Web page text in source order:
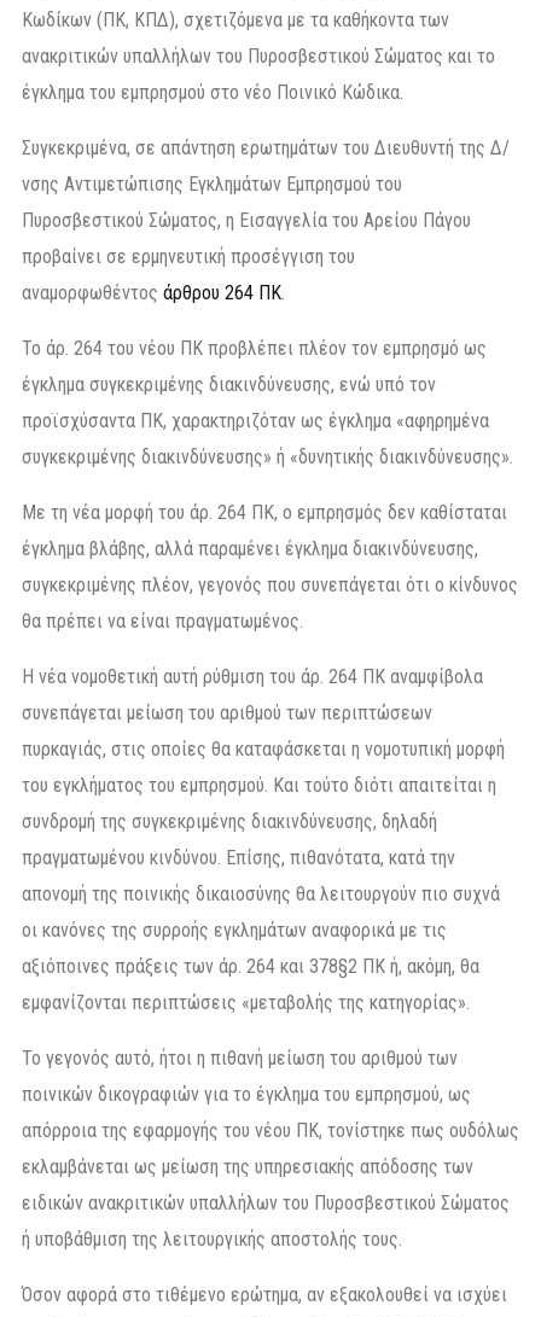
Κωδίκων (ΠΚ, ΚΠΔ), σχετιζόμενα με τα καθήκοντα των
ανακριτικών υπαλλήλων του Πυροσβεστικού Σώματος και το
έγκλημα του εμπρησμού στο νέο Ποινικό Κώδικα.
Συγκεκριμένα, σε απάντηση ερωτημάτων του Διευθυντή της Δ/
νσης Αντιμετώπισης Εγκλημάτων Εμπρησμού του
Πυροσβεστικού Σώματος, η Εισαγγελία του Αρείου Πάγου
προβαίνει σε ερμηνευτική προσέγγιση του
αναμορφωθέντος άρθρου 264 ΠΚ
Το άρ. 264 του νέου ΠΚ προβλέπει πλέον τον εμπρησμό ως
έγκλημα συγκεκριμένης διακινδύνευσης, ενώ υπό τον
προϊσχύσαντα ΠΚ, χαρακτηριζόταν ως έγκλημα «αφηρημένα
συγκεκριμένης διακινδύνευσης» ή «δυνητικής διακινδύνευσης».
Με τη νέα μορφή του άρ. 264 ΠΚ, ο εμπρησμός δεν καθίσταται
έγκλημα βλάβης, αλλά παραμένει έγκλημα διακινδύνευσης,
συγκεκριμένης πλέον, γεγονός που συνεπάγεται ότι ο κίνδυνος
θα πρέπει να είναι πραγματωμένος.
Η νέα νομοθετική αυτή ρύθμιση του άρ. 264 ΠΚ αναμφίβολα
συνεπάγεται μείωση του αριθμού των περιπτώσεων
πυρκαγιάς, στις οποίες θα καταφάσκεται η νομοτυπική μορφή
του εγκλήματος του εμπρησμού. Και τούτο διότι απαιτείται η
συνδρομή της συγκεκριμένης διακινδύνευσης, δηλαδή
πραγματωμένου κινδύνου. Επίσης, πιθανότατα, κατά την
απονομή της ποινικής δικαιοσύνης θα λειτουργούν πιο συχνά
οι κανόνες της συρροής εγκλημάτων αναφορικά με τις
αξιόποινες πράξεις των άρ. 264 και 378§2 ΠΚ ή, ακόμη, θα
εμφανίζονται περιπτώσεις «μεταβολής της κατηγορίας».
Το γεγονός αυτό, ήτοι η πιθανή μείωση του αριθμού των
ποινικών δικογραφιών για το έγκλημα του εμπρησμού, ως
απόρροια της εφαρμογής του νέου ΠΚ, τονίστηκε πως ουδόλως
εκλαμβάνεται ως μείωση της υπηρεσιακής απόδοσης των
ειδικών ανακριτικών υπαλλήλων του Πυροσβεστικού Σώματος
ή υποβάθμιση της λειτουργικής αποστολής τους.
Όσον αφορά στο τιθέμενο ερώτημα, αν εξακολουθεί να ισχύει